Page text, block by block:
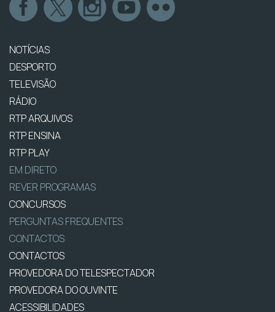
NOTÍCIAS
DESPORTO
TELEVISÃO
RÁDIO
RTP ARQUIVOS
RTP ENSINA
RTP PLAY
EM DIRETO
REVER PROGRAMAS
CONCURSOS
PERGUNTAS FREQUENTES
CONTACTOS
CONTACTOS
PROVEDORA DO TELESPECTADOR
PROVEDORA DO OUVINTE
ACESSIBILIDADES